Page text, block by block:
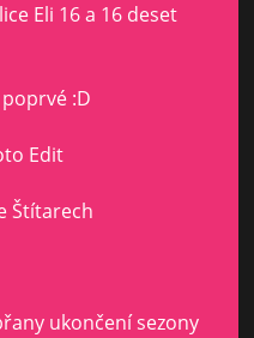
Eli 16 a 16 deset
:D
Edit
Štítarech
ukončení sezony